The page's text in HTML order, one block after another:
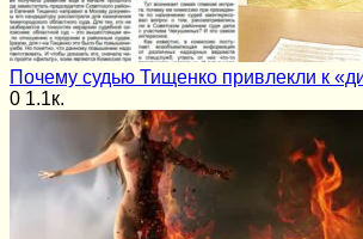
Почему судью Тищенко привлекли к
0 1.1к.